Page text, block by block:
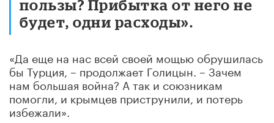
пользы? Прибытка от него не
будет, одни расходы».
«Да еще на нас всей своей мощью обрушилась
бы Турция, – продолжает Голицын. – Зачем
нам большая война? А так и союзникам
помогли, и крымцев приструнили, и потерь
избежали».